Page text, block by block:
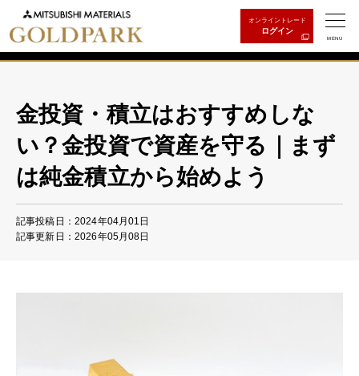
オンライントレード
ログイン
MENU
金投資・積立はおすすめしな
い？金投資で資産を守る｜まず
は純金積立から始めよう
記事投稿日：2024年04月01日
記事更新日：2026年05月08日